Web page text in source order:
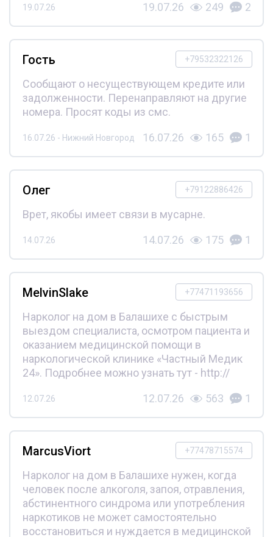
19.07.26 19.07.26 249 2
+79532322126
Гость
Сообщают о несуществующем кредите или
задолженности. Перенаправляют на другие
номера. Просят коды из смс.
16.07.26 - Нижний Новгород 16.07.26 165 1
+79122886426
Олег
Врет, якобы имеет связи в мусарне.
14.07.26 14.07.26 175 1
+77471193656
MelvinSlake
Нарколог на дом в Балашихе с быстрым
выездом специалиста, осмотром пациента и
оказанием медицинской помощи в
наркологической клинике «Частный Медик
24». Подробнее можно узнать тут - http://
12.07.26 12.07.26 563 1
+77478715574
MarcusViort
Нарколог на дом в Балашихе нужен, когда
человек после алкоголя, запоя, отравления,
абстинентного синдрома или употребления
наркотиков не может самостоятельно
восстановиться и нуждается в медицинской